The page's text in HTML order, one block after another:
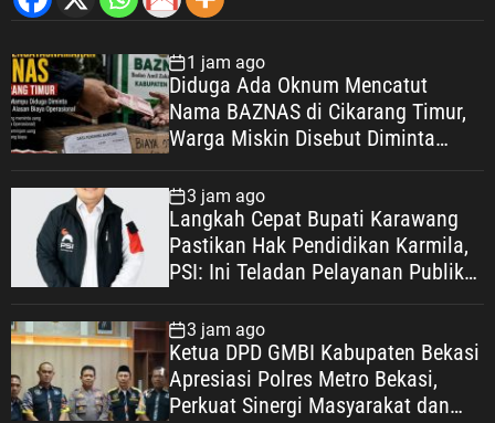
1 jam ago
Diduga Ada Oknum Mencatut
Nama BAZNAS di Cikarang Timur,
Warga Miskin Disebut Diminta
Operasional
3 jam ago
Langkah Cepat Bupati Karawang
Pastikan Hak Pendidikan Karmila,
PSI: Ini Teladan Pelayanan Publik
3 jam ago
Ketua DPD GMBI Kabupaten Bekasi
Apresiasi Polres Metro Bekasi,
Perkuat Sinergi Masyarakat dan